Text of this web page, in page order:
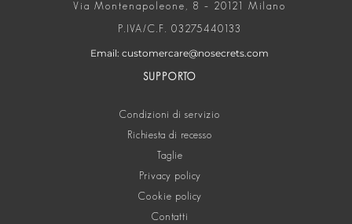
Via Montenapoleone, 8 – 20121 Milano
P.IVA/C.F. 03275440133
Email: customercare@nosecrets.com
SUPPORTO
Condizioni di servizio
Richiesta di recesso
Taglie
Privacy policy
Cookie policy
Contatti